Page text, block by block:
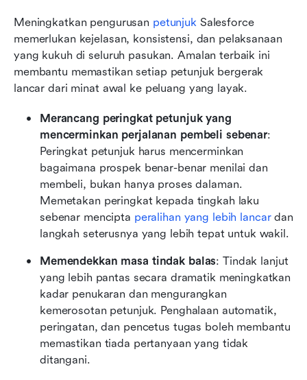
Meningkatkan pengurusan petunjuk Salesforce
memerlukan kejelasan, konsistensi, dan pelaksanaan
yang kukuh di seluruh pasukan. Amalan terbaik ini
membantu memastikan setiap petunjuk bergerak
lancar dari minat awal ke peluang yang layak.
Merancang peringkat petunjuk yang
mencerminkan perjalanan pembeli sebenar:
Peringkat petunjuk harus mencerminkan
bagaimana prospek benar-benar menilai dan
membeli, bukan hanya proses dalaman.
Memetakan peringkat kepada tingkah laku
sebenar mencipta peralihan yang lebih lancar dan
langkah seterusnya yang lebih tepat untuk wakil.
Memendekkan masa tindak balas: Tindak lanjut
yang lebih pantas secara dramatik meningkatkan
kadar penukaran dan mengurangkan
kemerosotan petunjuk. Penghalaan automatik,
peringatan, dan pencetus tugas boleh membantu
memastikan tiada pertanyaan yang tidak
ditangani.